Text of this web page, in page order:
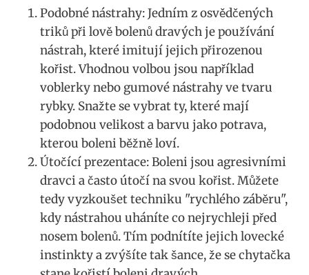
Podobné nástrahy: Jedním z osvědčených
triků⁤ při ⁤lově ⁢bolenů dravých je používání
nástrah, které imitují ⁤jejich‍ přirozenou
kořist. Vhodnou volbou jsou například
voblerky nebo gumové​ nástrahy ve tvaru
⁣rybky. Snažte se vybrat ⁣ty, které mají
podobnou velikost a barvu⁤ jako potrava,
kterou ⁤boleni běžně loví.
Útočící prezentace:⁣ Boleni jsou agresivními
dravci a často útočí na svou kořist. Můžete
tedy ‌vyzkoušet techniku "rychlého záběru",
kdy nástrahou uháníte co nejrychleji před
nosem bolenů.​ Tím podnítíte jejich lovecké
instinkty a zvýšíte tak šance, že se chytačka